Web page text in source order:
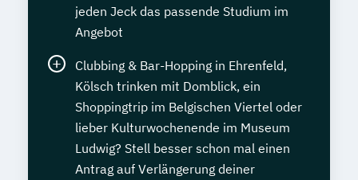
jeden Jeck das passende Studium im
Angebot
Clubbing & Bar-Hopping in Ehrenfeld,
Kölsch trinken mit Domblick, ein
Shoppingtrip im Belgischen Viertel oder
lieber Kulturwochenende im Museum
Ludwig? Stell besser schon mal einen
Antrag auf Verlängerung deiner